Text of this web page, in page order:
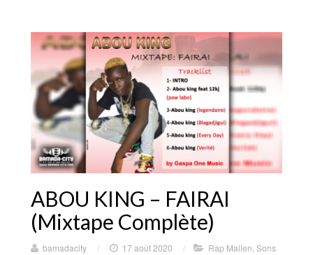
ABOU KING – FAIRAI
(Mixtape Complète)
bamadacity / 17 août 2020 / Rap Malien Sons